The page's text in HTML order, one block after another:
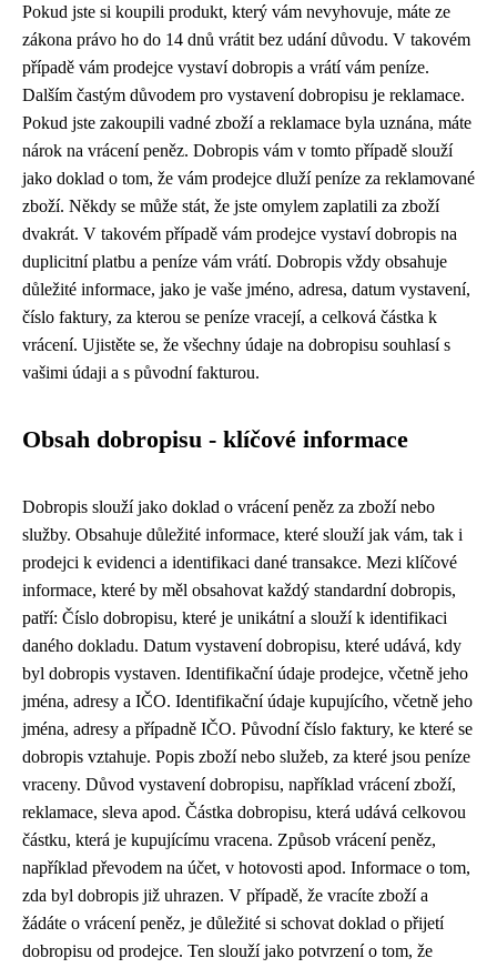
Pokud jste si koupili produkt, který vám nevyhovuje, máte ze
zákona právo ho do 14 dnů vrátit bez udání důvodu. V takovém
případě vám prodejce vystaví dobropis a vrátí vám peníze.
Dalším častým důvodem pro vystavení dobropisu je reklamace.
Pokud jste zakoupili vadné zboží a reklamace byla uznána, máte
nárok na vrácení peněz. Dobropis vám v tomto případě slouží
jako doklad o tom, že vám prodejce dluží peníze za reklamované
zboží. Někdy se může stát, že jste omylem zaplatili za zboží
dvakrát. V takovém případě vám prodejce vystaví dobropis na
duplicitní platbu a peníze vám vrátí. Dobropis vždy obsahuje
důležité informace, jako je vaše jméno, adresa, datum vystavení,
číslo faktury, za kterou se peníze vracejí, a celková částka k
vrácení. Ujistěte se, že všechny údaje na dobropisu souhlasí s
vašimi údaji a s původní fakturou.
Obsah dobropisu - klíčové informace
Dobropis slouží jako doklad o vrácení peněz za zboží nebo
služby. Obsahuje důležité informace, které slouží jak vám, tak i
prodejci k evidenci a identifikaci dané transakce. Mezi klíčové
informace, které by měl obsahovat každý standardní dobropis,
patří: Číslo dobropisu, které je unikátní a slouží k identifikaci
daného dokladu. Datum vystavení dobropisu, které udává, kdy
byl dobropis vystaven. Identifikační údaje prodejce, včetně jeho
jména, adresy a IČO. Identifikační údaje kupujícího, včetně jeho
jména, adresy a případně IČO. Původní číslo faktury, ke které se
dobropis vztahuje. Popis zboží nebo služeb, za které jsou peníze
vraceny. Důvod vystavení dobropisu, například vrácení zboží,
reklamace, sleva apod. Částka dobropisu, která udává celkovou
částku, která je kupujícímu vracena. Způsob vrácení peněz,
například převodem na účet, v hotovosti apod. Informace o tom,
zda byl dobropis již uhrazen. V případě, že vracíte zboží a
žádáte o vrácení peněz, je důležité si schovat doklad o přijetí
dobropisu od prodejce. Ten slouží jako potvrzení o tom, že